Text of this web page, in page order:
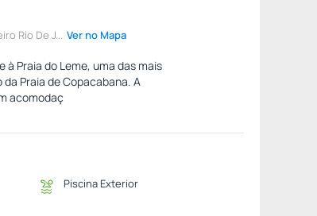
Rio De J... Ver no Mapa
Praia do Leme, uma das mais
da Praia de Copacabana. A
acomodaç
Piscina Exterior